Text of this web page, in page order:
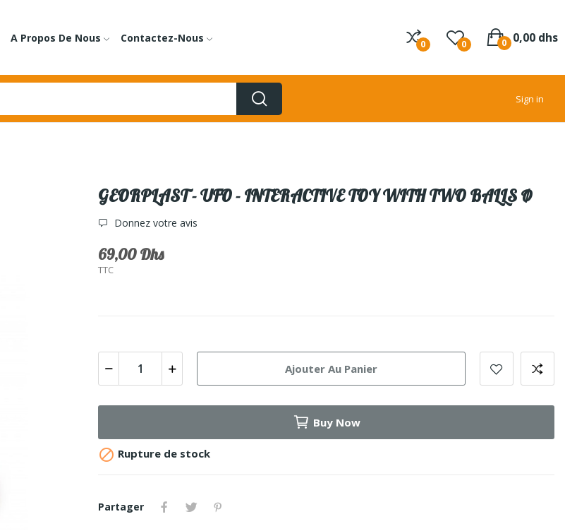
A Propos De Nous Contactez-Nous 0 0 0,00 dhs
0
Sign in
GEORPLAST - UFO - INTERACTIVE TOY WITH TWO BALLS Ø
Donnez votre avis
69,00 Dhs
TTC
Ajouter Au Panier
Buy Now
 Rupture de stock
Partager